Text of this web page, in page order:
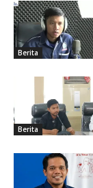
Berita
Berita